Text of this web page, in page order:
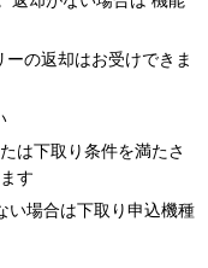
の返却はお受けできま
は下取り条件を満たさ
す
い場合は下取り申込機種